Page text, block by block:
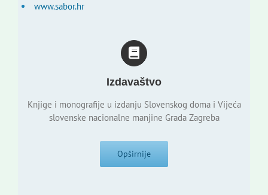
www.sabor.hr
Izdavaštvo
Knjige i monografije u izdanju Slovenskog doma i Vijeća
slovenske nacionalne manjine Grada Zagreba
Opširnije